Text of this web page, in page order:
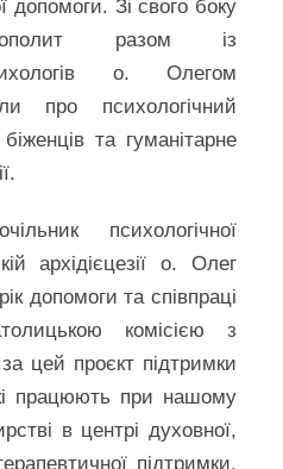
допомоги. Зі свого боку
разом із
о. Олегом
про психологічний
та гуманітарне
психологічної
архідієцезії о. Олег
допомоги та співпраці
комісією з
цей проєкт підтримки
працюють при нашому
в центрі духовної,
підтримки.